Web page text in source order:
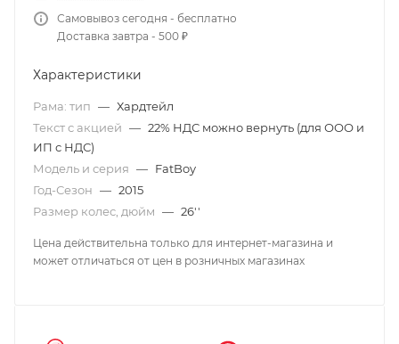
Самовывоз сегодня - бесплатно
Доставка завтра - 500 ₽
Характеристики
Рама: тип — Хардтейл
Текст с акцией — 22% НДС можно вернуть (для ООО и
ИП с НДС)
Модель и серия — FatBoy
Год-Сезон — 2015
Размер колес, дюйм — 26''
Цена действительна только для интернет-магазина и
может отличаться от цен в розничных магазинах